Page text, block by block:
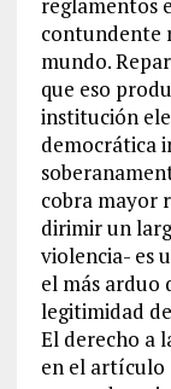
reglamentos
contundente
mundo.
que eso
institución
democrática
cobra mayor
dirimir un
violencia- es
el más arduo
legitimidad
El derecho a
en el artículo